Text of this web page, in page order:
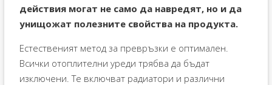
действия могат не само да навредят, но и да
унищожат полезните свойства на продукта.
Естественият метод за превръзки е оптимален.
Всички отоплителни уреди трябва да бъдат
изключени. Те включват радиатори и различни